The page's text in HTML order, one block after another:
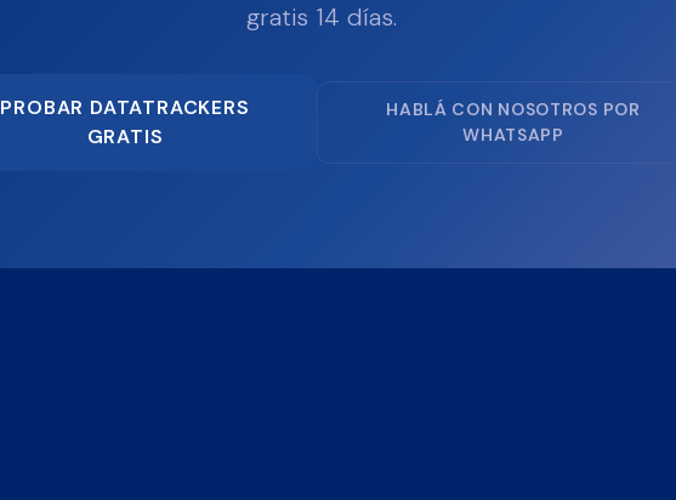
gratis 14 días.
PROBAR DATATRACKERS
GRATIS
HABLÁ CON NOSOTROS POR
WHATSAPP